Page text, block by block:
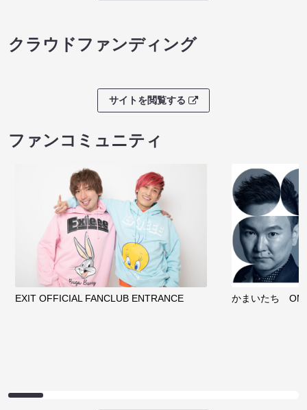
クラウドファンディング
サイトを閲覧する
ファンコミュニティ
EXIT OFFICIAL FANCLUB ENTRANCE かまいたち